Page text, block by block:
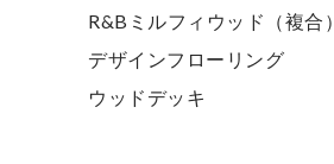
R&Bミルフィウッド（複合）
デザインフローリング
ウッドデッキ